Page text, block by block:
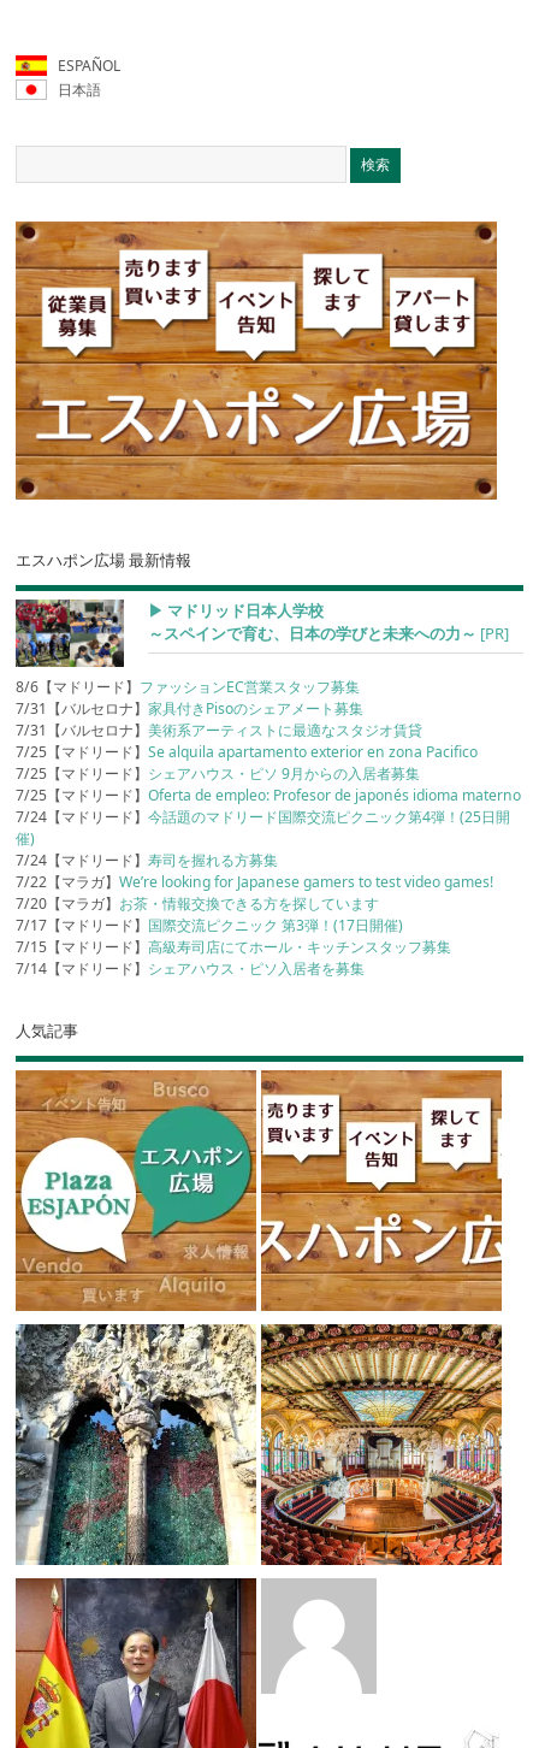
ESPAÑOL
日本語
エスハポン広場 最新情報
▶︎ マドリッド日本人学校
～スペインで育む、日本の学びと未来への力～ [PR]
8/6【マドリード】 ファッションEC営業スタッフ募集
7/31【バルセロナ】家具付きPisoのシェアメート募集
7/31【バルセロナ】美術系アーティストに最適なスタジオ賃貸
7/25【マドリード】Se alquila apartamento exterior en zona Pacifico
7/25【マドリード】 シェアハウス・ピソ 9月からの入居者募集
7/25【マドリード】Oferta de empleo: Profesor de japonés idioma materno
7/24【マドリード】今話題のマドリード国際交流ピクニック第4弾！(25日開
催)
7/24【マドリード】寿司を握れる方募集
7/22【マラガ】We’re looking for Japanese gamers to test video games!
7/20【マラガ】 お茶・情報交換できる方を探しています
7/17【マドリード】 国際交流ピクニック 第3弾！(17日開催)
7/15【マドリード】高級寿司店にてホール・キッチンスタッフ募集
7/14【マドリード】 シェアハウス・ピソ入居者を募集
人気記事